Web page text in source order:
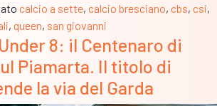
dipinge
di
viola.
Queen
trionfa
su
calcio a sette, calcio bresciano, cbs, csi,
, queen, san giovanni
8: il Centenaro di
Piamarta. Il titolo di
la via del Garda